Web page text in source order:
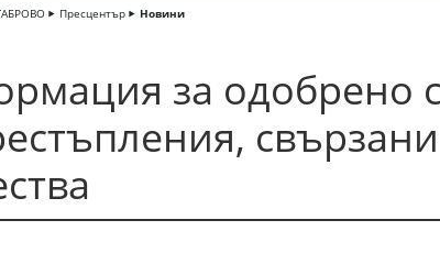
Пресцентър Новини
за одобрено